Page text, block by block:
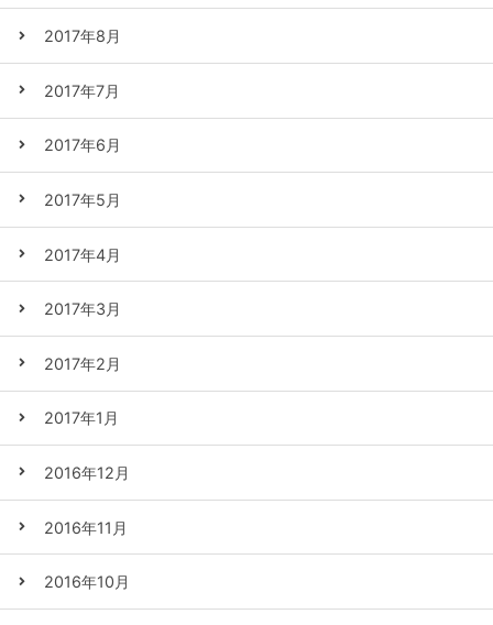
2017年8月
2017年7月
2017年6月
2017年5月
2017年4月
2017年3月
2017年2月
2017年1月
2016年12月
2016年11月
2016年10月